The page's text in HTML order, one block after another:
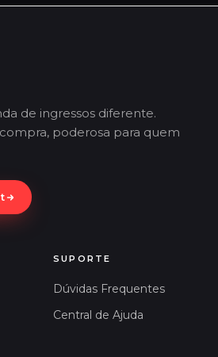
de ingressos diferente.
poderosa para quem
SUPORTE
Dúvidas Frequentes
Central de Ajuda